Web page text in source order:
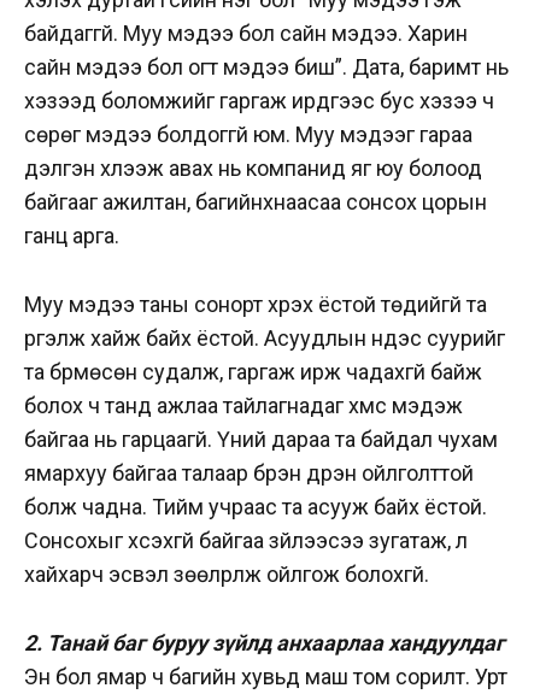
байдаггүй. Муу мэдээ бол сайн мэдээ. Харин
сайн мэдээ бол огт мэдээ биш”. Дата, баримт нь
хэзээд боломжийг гаргаж ирдгээс бус хэзээ ч
сөрөг мэдээ болдоггүй юм. Муу мэдээг гараа
дэлгэн хүлээж авах нь компанид яг юу болоод
байгааг ажилтан, багийнхнаасаа сонсох цорын
ганц арга.
Муу мэдээ таны сонорт хүрэх ёстой төдийгүй та
үргэлж хайж байх ёстой. Асуудлын үндэс суурийг
та бүрмөсөн судалж, гаргаж ирж чадахгүй байж
болох ч танд ажлаа тайлагнадаг хүмүүс мэдэж
байгаа нь гарцаагүй. Үүний дараа та байдал чухам
ямархуу байгаа талаар бүрэн дүүрэн ойлголттой
болж чадна. Тийм учраас та асууж байх ёстой.
Сонсохыг хүсэхгүй байгаа зүйлээсээ зугатаж, үл
хайхарч эсвэл зөөлрүүлж ойлгож болохгүй.
2. Танай баг буруу зүйлд анхаарлаа хандуулдаг
Эн бол ямар ч багийн хувьд маш том сорилт. Урт